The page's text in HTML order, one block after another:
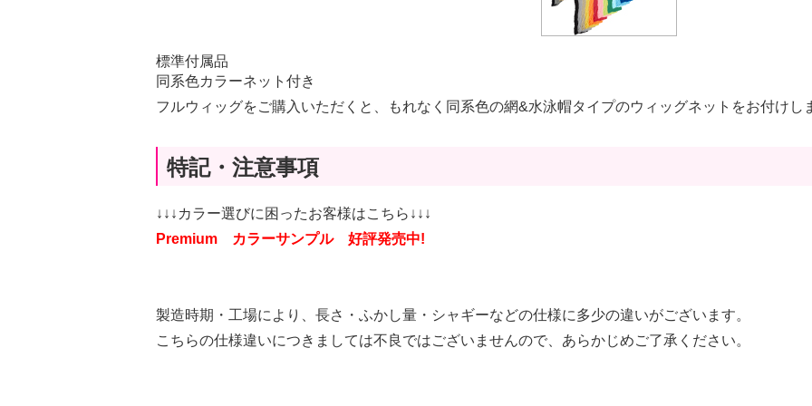
標準付属品
同系色カラーネット付き
フルウィッグをご購入いただくと、もれなく同系色の網&水泳帽タイプのウィッグネットをお付けし
特記・注意事項
↓↓↓カラー選びに困ったお客様はこちら↓↓↓
Premium カラーサンプル 好評発売中!
製造時期・工場により、長さ・ふかし量・シャギーなどの仕様に多少の違いがございます。
こちらの仕様違いにつきましては不良ではございませんので、あらかじめご了承ください。